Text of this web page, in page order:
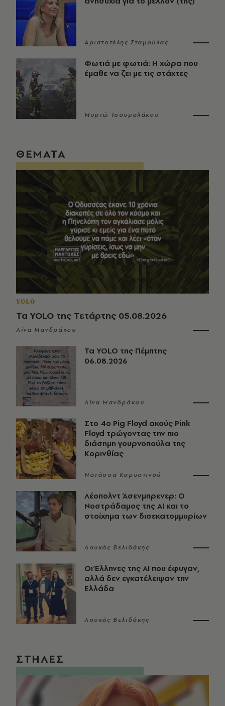
Αριστοτέλης Σταμούλας
Φωτιά με φωτιά: Η χώρα που
έμαθε να ζει με τις στάχτες
Μυρτώ Τσουμαλάκου
ΘΕΜΑΤΑ
YOLO
Τα YOLO της Τετάρτης 05.08.2026
Λίνα Μανδράκου
Τα YOLO της Πέμπτης
06.08.2026
Λίνα Μανδράκου
Στο 4ο Pig Floyd ακούς Pink
Floyd τρώγοντας την πιο
διάσημη γουρνοπούλα της
Κορινθίας
Νατάσσα Καρυστινού
Λέοπολντ Άσενμπρενερ: Ο
Νοστράδαμος της AI και το
στοίχημα των δισεκατομμυρίων
Λουκάς Βελιδάκης
Οι Έλληνες της ΑΙ που έφυγαν,
αλλά δεν εγκατέλειψαν την
Ελλάδα
Λουκάς Βελιδάκης
ΣΤΗΛΕΣ